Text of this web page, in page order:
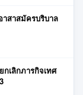
าสาสมัครบริบาล
กเลิกภารกิจเทศ